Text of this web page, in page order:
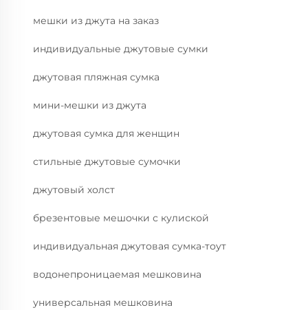
мешки из джута на заказ
индивидуальные джутовые сумки
джутовая пляжная сумка
мини-мешки из джута
джутовая сумка для женщин
стильные джутовые сумочки
джутовый холст
брезентовые мешочки с кулиской
индивидуальная джутовая сумка-тоут
водонепроницаемая мешковина
универсальная мешковина